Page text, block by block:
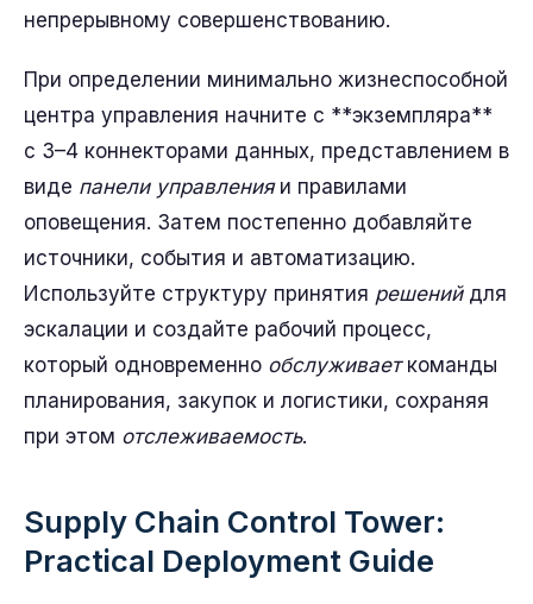
непрерывному совершенствованию.
При определении минимально жизнеспособной
центра управления начните с **экземпляра**
с 3–4 коннекторами данных, представлением в
виде панели управленияи правилами
оповещения. Затем постепенно добавляйте
источники, события и автоматизацию.
Используйте структуру принятия решенийдля
эскалации и создайте рабочий процесс,
который одновременно обслуживаеткоманды
планирования, закупок и логистики, сохраняя
при этом отслеживаемость.
Supply Chain Control Tower:
Practical Deployment Guide